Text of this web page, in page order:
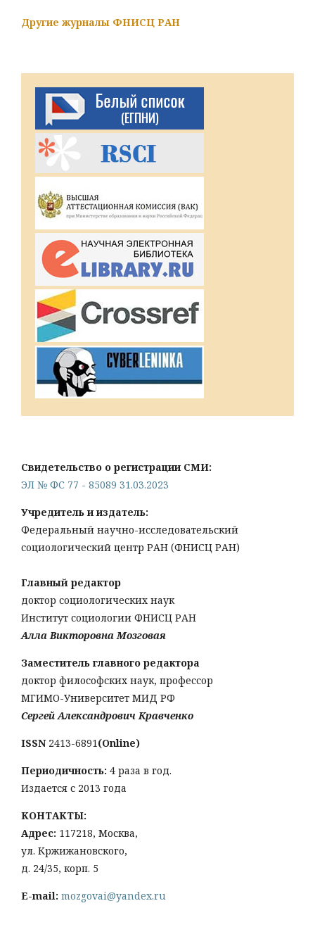
Другие журналы ФНИСЦ РАН
Свидетельство о регистрации СМИ:
ЭЛ № ФС 77 - 85089 31.03.2023
Учредитель и издатель:
Федеральный научно-исследовательский
социологический центр РАН (ФНИСЦ РАН)
Главный редактор
доктор социологических наук
Институт социологии ФНИСЦ РАН
Алла Викторовна Мозговая
Заместитель главного редактора
доктор философских наук, профессор
МГИМО-Университет МИД РФ
Сергей Александрович Кравченко
ISSN 2413-6891(Online)
Периодичность: 4 раза в год.
Издается с 2013 года
КОНТАКТЫ:
Адрес: 117218, Москва,
ул. Кржижановского,
д. 24/35, корп. 5
E-mail: mozgovai@yandex.ru